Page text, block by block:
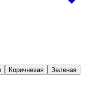
Коричневая Зеленая